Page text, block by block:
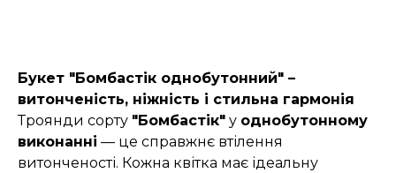
Букет "Бомбастік однобутонний" –
витонченість, ніжність і стильна гармонія
Троянди сорту "Бомбастік" у однобутонному
виконанні — це справжнє втілення
витонченості. Кожна квітка має ідеальну